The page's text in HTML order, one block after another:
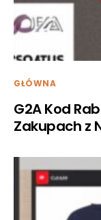
GŁÓWNA
G2A Kod
Zakupach z